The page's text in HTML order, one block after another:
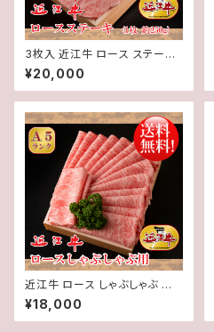
3枚入 近江牛 ロース ステーキ
(1枚約250g) 3枚 計約750g【
冷蔵 】 A５ 「 認定 」近江牛 ★
送料無料 ★※一部地域を除く
¥20,000
近江牛 ロース しゃぶしゃぶ 用
（3～4人前）600g【 冷蔵 】 A５
「 認定 」近江牛☆選べるしゃぶ
しゃぶのタレ付き☆★ 送料無料
¥18,000